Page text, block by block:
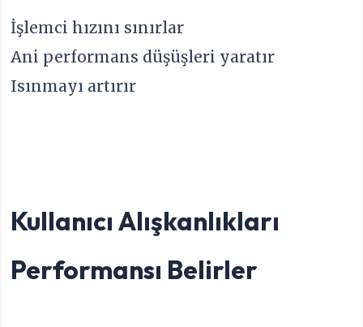
İşlemci hızını sınırlar
Ani performans düşüşleri yaratır
Isınmayı artırır
Kullanıcı Alışkanlıkları
Performansı Belirler